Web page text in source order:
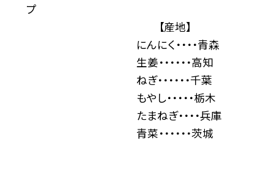
プ
【産地】
にんにく・・・・青森
生姜・・・・・・高知
ねぎ・・・・・・千葉
もやし・・・・・栃木
たまねぎ・・・・兵庫
青菜・・・・・・茨城